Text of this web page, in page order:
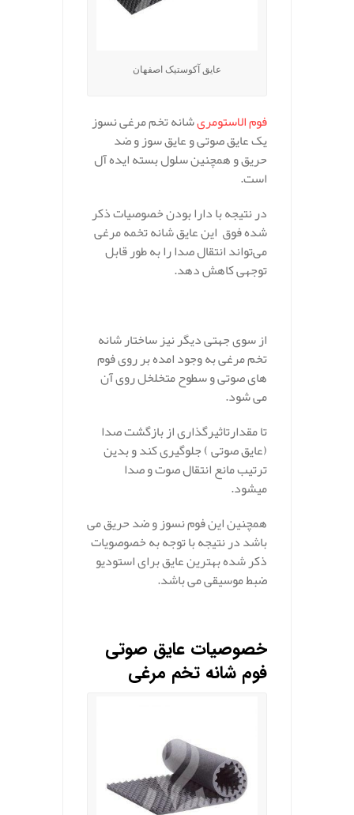
عایق آکوستیک اصفهان
فوم الاستومریشانه تخم مرغی نسوز
یک عایق صوتی و عایق سوز و ضد
حریق و همچنین سلول بسته ایده آل
است.
در نتیجه با دارا بودن خصوصیات ذکر
شده فوق این عایق شانه تخمه مرغی
می‌تواند انتقال صدا را به طور قابل
توجهی کاهش دهد.
از سوی جهتی دیگر نیز ساختار شانه
تخم مرغی به وجود امده بر روی فوم
های صوتی و سطوح متخلخل روی آن
می‌ شود.
تا مقدارتاثیرگذاری از بازگشت صدا
(عایق صوتی ) جلوگیری کند و بدین
ترتیب مانع انتقال صوت و صدا
میشود.
همچنین این فوم نسوز و ضد حریق می
باشد در نتیجه با توجه به خصوصویات
ذکر شده بهترین عایق برای استودیو
ضبط موسیقی می باشد.
خصوصیات عایق صوتی
فوم شانه تخم مرغی